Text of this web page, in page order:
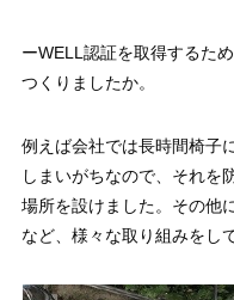
ーWELL認証を取得するた
つくりましたか。
例えば会社では長時間椅子
しまいがちなので、それを
場所を設けました。その他
など、様々な取り組みをし